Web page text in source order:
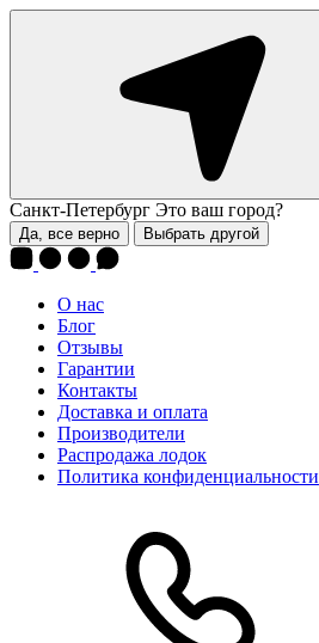
Санкт-Петербург Это ваш город?
Да, все верно Выбрать другой
О нас
Блог
Отзывы
Гарантии
Контакты
Доставка и оплата
Производители
Распродажа лодок
Политика конфиденциальности